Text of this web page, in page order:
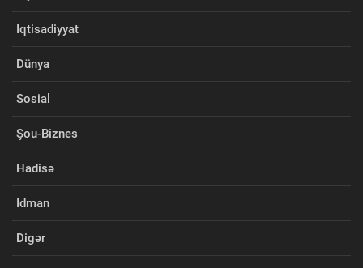
Iqtisadiyyat
Dünya
Sosial
Şou-Biznes
Hadisə
Idman
Digər